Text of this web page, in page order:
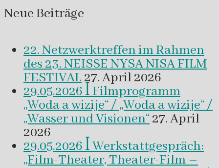
Neue Beiträge
22. Netzwerktreffen im Rahmen
des 23. NEISSE NYSA NISA FILM
FESTIVAL27. April 2026
29.05.2026 ꟾ Filmprogramm
„Woda a wizije“ / „Woda a wizije“ /
„Wasser und Visionen“27. April
2026
29.05.2026 ꟾ Werkstattgespräch:
„Film-Theater, Theater-Film –